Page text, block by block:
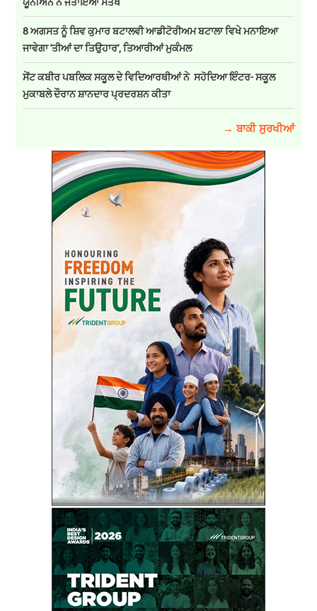
8 ਅਗਸਤ ਨੂੰ ਸ਼ਿਵ ਕੁਮਾਰ ਬਟਾਲਵੀ ਆਡੀਟੋਰੀਅਮ ਬਟਾਲਾ ਵਿਖੇ ਮਨਾਇਆ
ਜਾਵੇਗਾ 'ਤੀਆਂ ਦਾ ਤਿਉਹਾਰ', ਤਿਆਰੀਆਂ ਮੁਕੰਮਲ
ਸੇਂਟ ਕਬੀਰ ਪਬਲਿਕ ਸਕੂਲ ਦੇ ਵਿਦਿਆਰਥੀਆਂ ਨੇ ਸਹੋਦਿਆ ਇੰਟਰ- ਸਕੂਲ
ਮੁਕਾਬਲੇ ਦੌਰਾਨ ਸ਼ਾਨਦਾਰ ਪ੍ਰਦਰਸ਼ਨ ਕੀਤਾ
→ ਬਾਕੀ ਸੁਰਖੀਆਂ